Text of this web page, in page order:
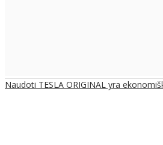
Naudoti TESLA ORIGINAL yra